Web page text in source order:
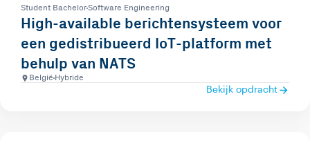
Student BachelorSoftware Engineering
High-available berichtensysteem voor
een gedistribueerd IoT-platform met
behulp van NATS
België Hybride
Bekijk opdracht